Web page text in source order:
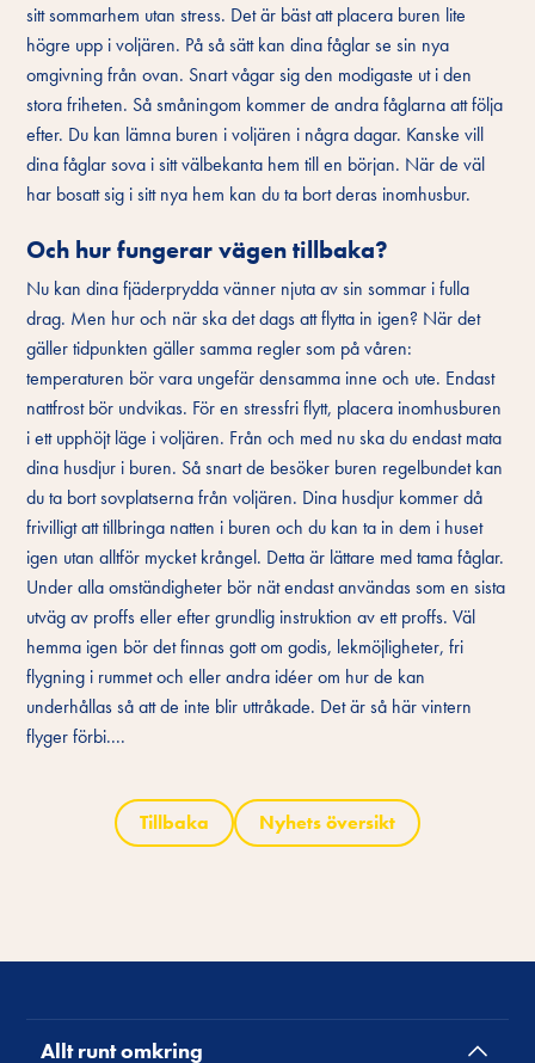
sitt sommarhem utan stress. Det är bäst att placera buren lite
högre upp i voljären. På så sätt kan dina fåglar se sin nya
omgivning från ovan. Snart vågar sig den modigaste ut i den
stora friheten. Så småningom kommer de andra fåglarna att följa
efter. Du kan lämna buren i voljären i några dagar. Kanske vill
dina fåglar sova i sitt välbekanta hem till en början. När de väl
har bosatt sig i sitt nya hem kan du ta bort deras inomhusbur.
Och hur fungerar vägen tillbaka?
Nu kan dina fjäderprydda vänner njuta av sin sommar i fulla
drag. Men hur och när ska det dags att flytta in igen? När det
gäller tidpunkten gäller samma regler som på våren:
temperaturen bör vara ungefär densamma inne och ute. Endast
nattfrost bör undvikas. För en stressfri flytt, placera inomhusburen
i ett upphöjt läge i voljären. Från och med nu ska du endast mata
dina husdjur i buren. Så snart de besöker buren regelbundet kan
du ta bort sovplatserna från voljären. Dina husdjur kommer då
frivilligt att tillbringa natten i buren och du kan ta in dem i huset
igen utan alltför mycket krångel. Detta är lättare med tama fåglar.
Under alla omständigheter bör nät endast användas som en sista
utväg av proffs eller efter grundlig instruktion av ett proffs. Väl
hemma igen bör det finnas gott om godis, lekmöjligheter, fri
flygning i rummet och eller andra idéer om hur de kan
underhållas så att de inte blir uttråkade. Det är så här vintern
flyger förbi....
Tillbaka Nyhets översikt
Allt runt omkring